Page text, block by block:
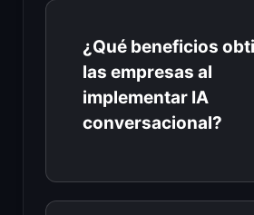
¿Qué beneficios
las empresas al
implementar IA
conversacional?